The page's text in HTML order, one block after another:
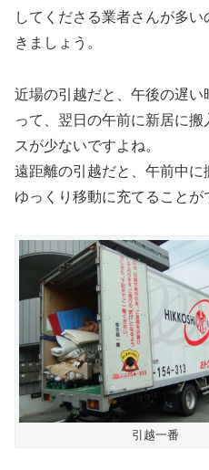
してくださる業者さんが多
きましょう。
近場の引越だと、午後の遅
って、翌日の午前に新居に
スが少ないですよね。
遠距離の引越だと、午前中
ゆっくり移動に充てることが
引越一番